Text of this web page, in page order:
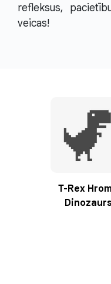
refleksus,
veicas!
T-Rex
Dinozaurs